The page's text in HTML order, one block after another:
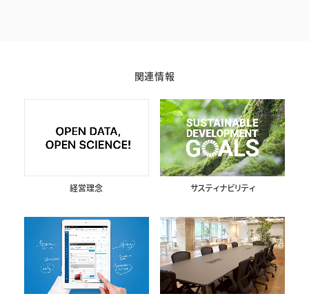
関連情報
経営理念 サスティナビリティ